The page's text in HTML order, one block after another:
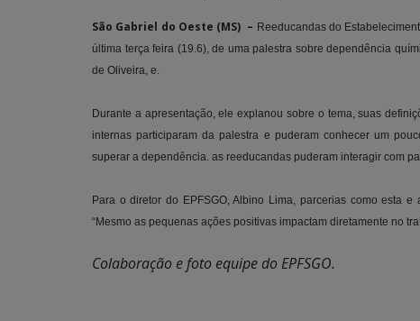
São Gabriel do Oeste (MS) – Reeducandas do
última terça feira (19.6), de uma palestra sobre dependência
de Oliveira, e.
Durante a apresentação, ele explanou sobre o tema, suas
internas participaram da palestra e puderam conhecer um
superar a dependência. as reeducandas puderam interagir com
Para o diretor do EPFSGO, Albino Lima, parcerias como esta
“Mesmo as pequenas ações positivas impactam diretamente no
Colaboração e foto equipe do EPFSGO.